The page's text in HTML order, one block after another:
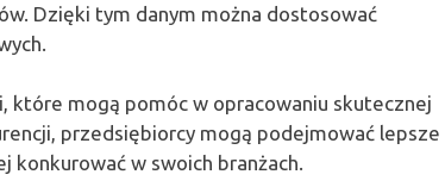
Dzięki tym danym można dostosować
które mogą pomóc w opracowaniu skutecznej
przedsiębiorcy mogą podejmować lepsze
konkurować w swoich branżach.